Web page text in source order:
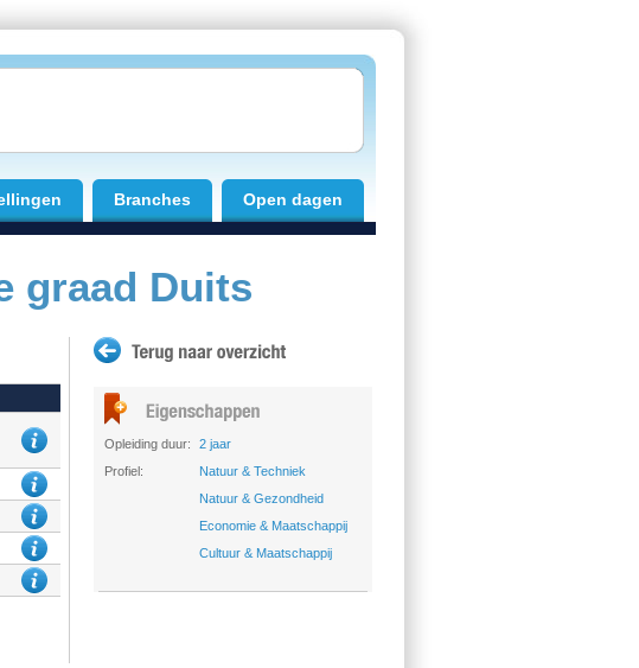
Branches Open dagen
graad Duits
Opleiding duur:
2 jaar
Profiel:
Natuur & Techniek
Natuur & Gezondheid
Economie & Maatschappij
Cultuur & Maatschappij